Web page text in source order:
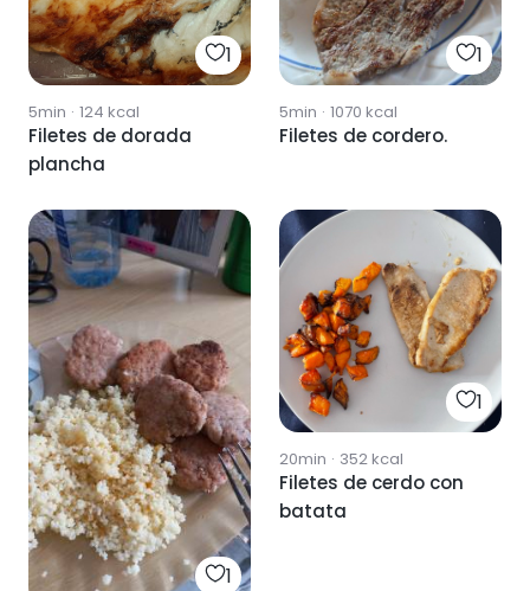
1
5min · 124 kcal
Filetes de dorada
plancha
1
5min · 1070 kcal
Filetes de cordero.
1
1
20min · 352kcal
Filetes de cerdo con
batata